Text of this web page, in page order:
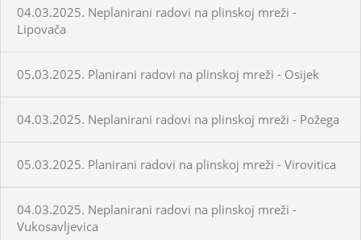
04.03.2025. Neplanirani radovi na plinskoj mreži -
Lipovača
05.03.2025. Planirani radovi na plinskoj mreži - Osijek
04.03.2025. Neplanirani radovi na plinskoj mreži - Požega
05.03.2025. Planirani radovi na plinskoj mreži - Virovitica
04.03.2025. Neplanirani radovi na plinskoj mreži -
Vukosavljevica